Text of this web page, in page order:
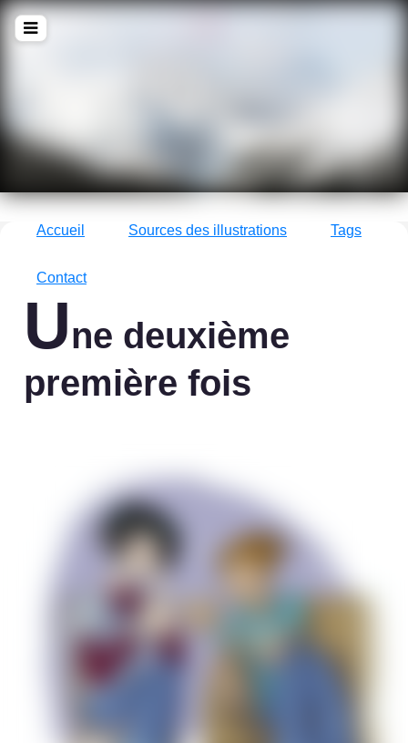
La culture avec un grand !Q
Accueil Sources des illustrations Tags
Contact
Une deuxième
première fois